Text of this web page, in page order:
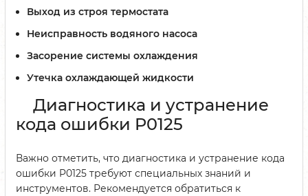
Выход из строя термостата
Неисправность водяного насоса
Засорение системы охлаждения
Утечка охлаждающей жидкости
Диагностика и устранение
кода ошибки P0125
Важно отметить, что диагностика и устранение кода
ошибки P0125 требуют специальных знаний и
инструментов. Рекомендуется обратиться к